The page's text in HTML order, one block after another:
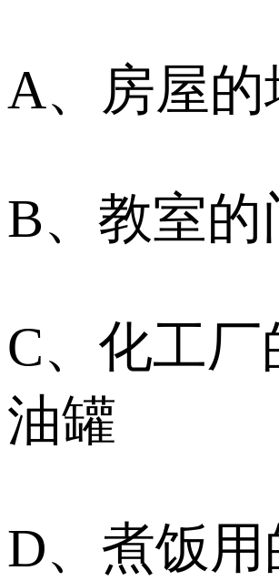
A、房屋的
B、教室的
C、化工厂
油罐
D、煮饭用